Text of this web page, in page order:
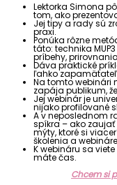
Lektorka Simona
tom, ako
Jej tipy a rady sú
praxi.
Ponúka rôzne
táto: technika MUP3
príbehy,
Dáva praktické
ľahko
Na tomto webinári
zapája publikum,
Jej webinár je
nijako profilované
A v neposlednom
spíkra – ako
mýty, ktoré si
školenia a
K webináru sa
máte čas.
Chcem si